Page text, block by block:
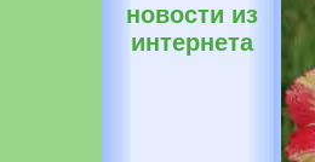
новости из
интернета